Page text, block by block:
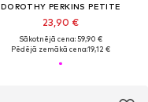
DOROTHY PERKINS PETITE
23,90 €
Sākotnējā cena: 59,90 €
Pēdējā zemākā cena:19,12 €